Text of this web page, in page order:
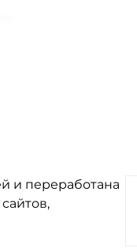
и переработана